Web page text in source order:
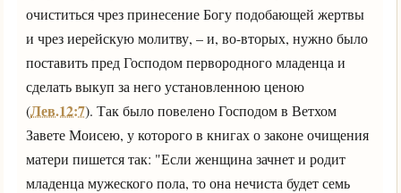
очиститься чрез принесение Богу подобающей жертвы
и чрез иерейскую молитву, – и, во-вторых, нужно было
поставить пред Господом первородного младенца и
сделать выкуп за него установленною ценою
(Лев.12:7). Так было повелено Господом в Ветхом
Завете Моисею, у которого в книгах о законе очищения
матери пишется так: "Если женщина зачнет и родит
младенца мужеского пола, то она нечиста будет семь